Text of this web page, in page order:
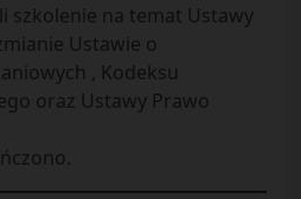
szkolenie na temat Ustawy
Ustawie o
, Kodeksu
oraz Ustawy Prawo